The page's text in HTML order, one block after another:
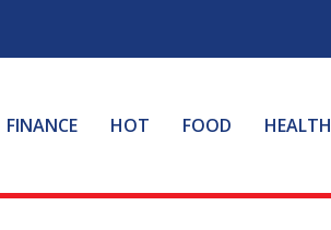
FINANCE HOT FOOD HEALTH